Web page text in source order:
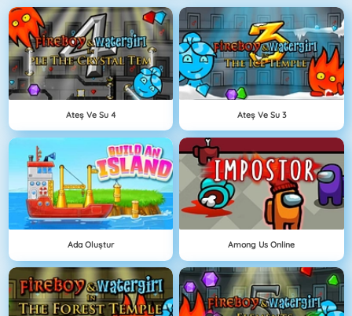
Ateş Ve Su 4 Ateş Ve Su 3
Ada Oluştur Among Us Online